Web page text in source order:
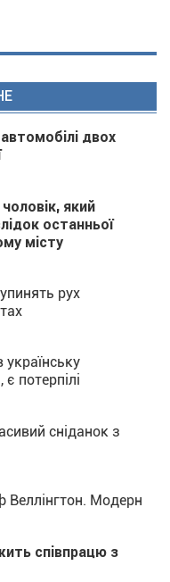
двох
який
останньої
місту
рух
потерпілі
сніданок з
Веллінгтон. Модерн
співпрацю з